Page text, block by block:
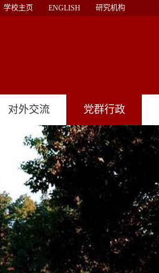
学校主页 ENGLISH 研究机构
对外交流 党群行政